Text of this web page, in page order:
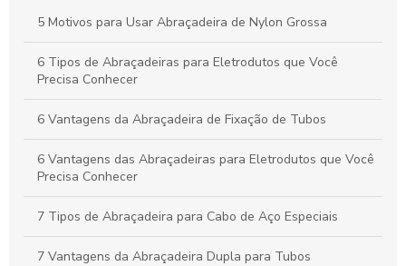
melhor fornecedor para suas necessidades
Como Escolher as Melhores Abraçadeiras para Tubos de Aço
5 Motivos para Usar Abraçadeira de Nylon Grossa
6 Tipos de Abraçadeiras para Eletrodutos que Você
Precisa Conhecer
6 Vantagens da Abraçadeira de Fixação de Tubos
6 Vantagens das Abraçadeiras para Eletrodutos que Você
Precisa Conhecer
7 Tipos de Abraçadeira para Cabo de Aço Especiais
7 Vantagens da Abraçadeira Dupla para Tubos